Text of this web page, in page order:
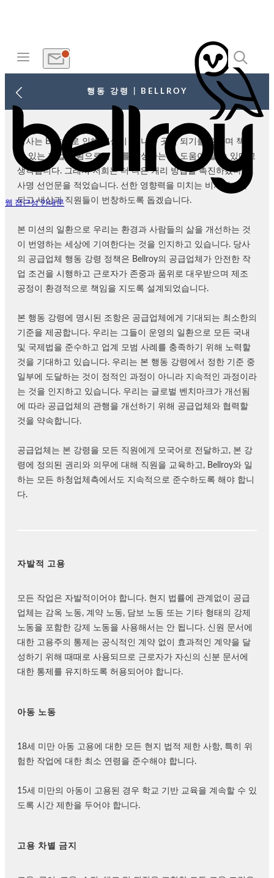
웹 접근성 안내문
행동 강령 | BELLROY
당사는 Bellroy로 인해 세상이 더 나은 곳이 되기를 원하며 책임
감 있는 기업이 됨으로써 이를 달성하는 데 도움이 될 수 있다고
생각합니다. 그래서 저희는 더 나은 캐리 방법을 촉진하겠다는
사명 선언문을 적었습니다. 선한 영향력을 미치는 비지니스가
되고 세상과 직원들이 번창하도록 돕겠습니다.
본 미션의 일환으로 우리는 환경과 사람들의 삶을 개선하는 것
이 번영하는 세상에 기여한다는 것을 인지하고 있습니다. 당사
의 공급업체 행동 강령 정책은 Bellroy의 공급업체가 안전한 작
업 조건을 시행하고 근로자가 존중과 품위로 대우받으며 제조
공정이 환경적으로 책임을 지도록 설계되었습니다.
본 행동 강령에 명시된 조항은 공급업체에게 기대되는 최소한의
기준을 제공합니다. 우리는 그들이 운영의 일환으로 모든 국내
및 국제법을 준수하고 업계 모범 사례를 충족하기 위해 노력할
것을 기대하고 있습니다. 우리는 본 행동 강령에서 정한 기준 중
일부에 도달하는 것이 정적인 과정이 아니라 지속적인 과정이라
는 것을 인지하고 있습니다. 우리는 글로벌 벤치마크가 개선됨
에 따라 공급업체의 관행을 개선하기 위해 공급업체와 협력할
것을 약속합니다.
공급업체는 본 강령을 모든 직원에게 모국어로 전달하고, 본 강
령에 정의된 권리와 의무에 대해 직원을 교육하고, Bellroy와 일
하는 모든 하청업체측에서도 지속적으로 준수하도록 해야 합니
다.
자발적 고용
모든 작업은 자발적이어야 합니다. 현지 법률에 관계없이 공급
업체는 감옥 노동, 계약 노동, 담보 노동 또는 기타 형태의 강제
노동을 포함한 강제 노동을 사용해서는 안 됩니다. 신원 문서에
대한 고용주의 통제는 공식적인 계약 없이 효과적인 계약을 달
성하기 위해 때때로 사용되므로 근로자가 자신의 신분 문서에
대한 통제를 유지하도록 허용되어야 합니다.
아동 노동
18세 미만 아동 고용에 대한 모든 현지 법적 제한 사항, 특히 위
험한 작업에 대한 최소 연령을 준수해야 합니다.
15세 미만의 아동이 고용된 경우 학교 기반 교육을 계속할 수 있
도록 시간 제한을 두어야 합니다.
고용 차별 금지